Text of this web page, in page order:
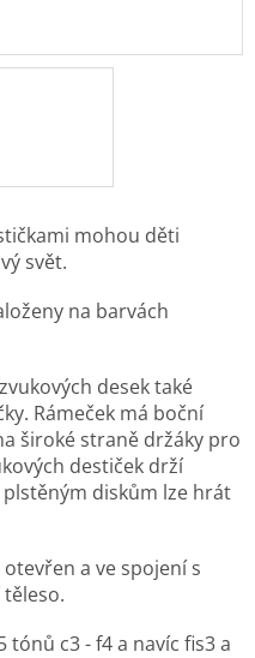
mohou děti
svět.
na barvách
desek také
Rámeček má boční
široké straně držáky pro
destiček drží
diskům lze hrát
a ve spojení s
tónů c3 - f4 a navíc fis3 a